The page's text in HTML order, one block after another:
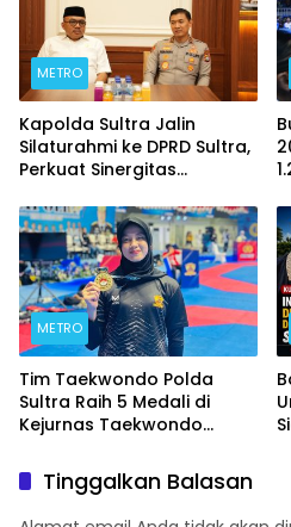
METRO
Kapolda Sultra Jalin
Silaturahmi ke DPRD Sultra,
Perkuat Sinergitas
Kemajuan Daerah
METRO
Tim Taekwondo Polda
Sultra Raih 5 Medali di
Kejurnas Taekwondo
Tinggalkan Balasan